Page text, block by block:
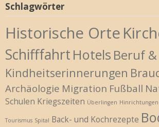
Schlagwörter
Historische Orte
Schifffahrt Hotels Beruf
Kindheitserinnerungen
Archäologie Migration Fußball
Schulen Kriegszeiten Überlingen Hinrichtungen
Tourismus Spital Back- und Kochrezepte